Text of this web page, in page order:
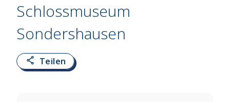
Schlossmuseum
Sondershausen
Teilen